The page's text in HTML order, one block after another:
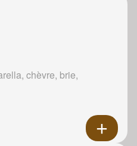
chèvre, brie,